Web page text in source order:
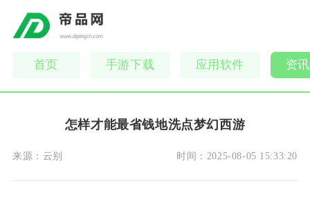
首页 手游下载 应用软件 资
怎样才能最省钱地洗点梦幻西游
来源： 云别 时间： 2025-08-05 15:33:20